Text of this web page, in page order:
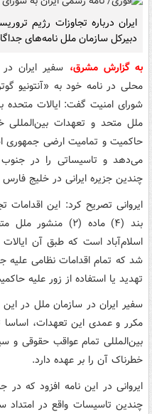
ایران درباره تجاوزات رژیم
دبیرکل سازمان ملل نامه‌های
به گزارش مشرق، سفیر ایران
محلی در نامه خود به «آنتونیو
شورای امنیت گفت: ایالات متحده
ملل متحد و تعهدات بین‌المللی
حاکمیت و تمامیت ارضی جمهوری
می‌دهد و تاسیساتی را در جنوب
چندین جزیره ایرانی در خلیج
ایروانی تصریح کرد: این اقدامات
اسلام‌آباد است که طبق آن
شد که تمام اقدامات نظامی علیه
تهدید یا استفاده از زور علیه
سفیر ایران در سازمان ملل در
مکرر و عمدی این تعهدات، اساسا
بین‌المللی تمام عواقب حقوقی و
خطرناک آن را بر عهده دارد.
ایروانی در این نامه افزود که
چندین تاسیسات واقع در امتداد